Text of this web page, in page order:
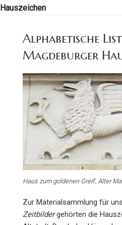
Hauszeichen
Alphabetische
Magdeburger
Haus zum goldenen Greif, Alter
Zur Materialsammlung für
Zeitbildergehörten die